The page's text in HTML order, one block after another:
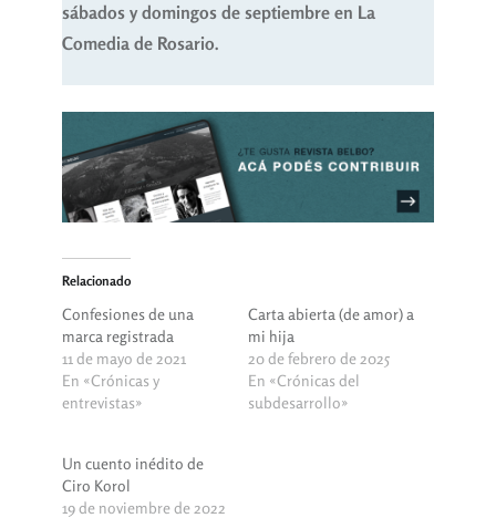
sábados y domingos de septiembre en La
Comedia de Rosario.
Relacionado
Confesiones de una
marca registrada
11 de mayo de 2021
En «Crónicas y
entrevistas»
Carta abierta (de amor) a
mi hija
20 de febrero de 2025
En «Crónicas del
subdesarrollo»
Un cuento inédito de
Ciro Korol
19 de noviembre de 2022